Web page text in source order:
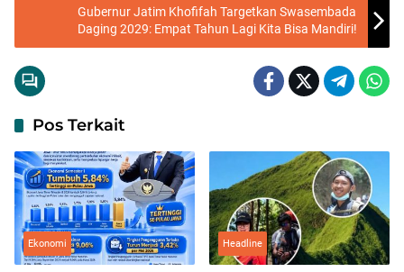
Gubernur Jatim Khofifah Targetkan Swasembada
Daging 2029: Empat Tahun Lagi Kita Bisa Mandiri!
Pos Terkait
Ekonomi Headline